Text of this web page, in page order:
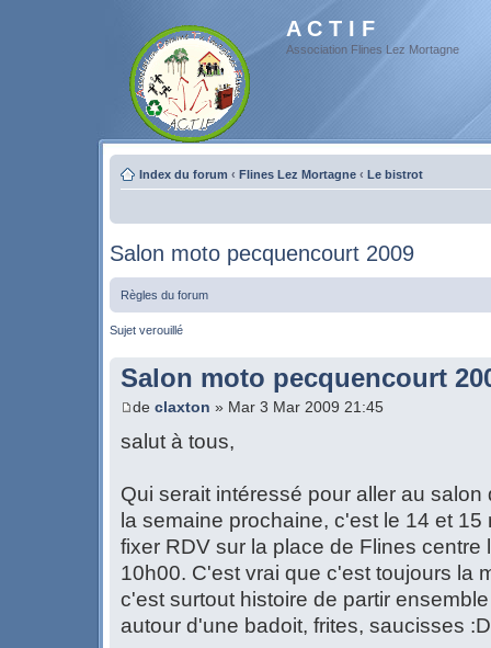
A C T I F
Association Flines Lez Mortagne
Index du forum ‹ Flines Lez Mortagne ‹ Le bistrot
Salon moto pecquencourt 2009
Règles du forum
Sujet verouillé
Salon moto pecquencourt
de claxton » Mar 3 Mar 2009 21:45
salut à tous,
Qui serait intéressé pour aller au
la semaine prochaine, c'est le 14 et
fixer RDV sur la place de Flines centre
10h00. C'est vrai que c'est toujours la
c'est surtout histoire de partir
autour d'une badoit, frites, saucisses :D